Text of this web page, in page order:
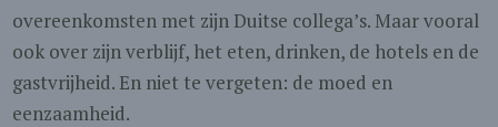
overeenkomsten met zijn Duitse collega’s. Maar vooral
ook over zijn verblijf, het eten, drinken, de hotels en de
gastvrijheid. En niet te vergeten: de moed en
eenzaamheid.